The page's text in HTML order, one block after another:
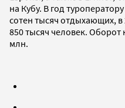
на Кубу. В год
сотен тысяч отдыхающих, в
850 тысяч человек.
млн.